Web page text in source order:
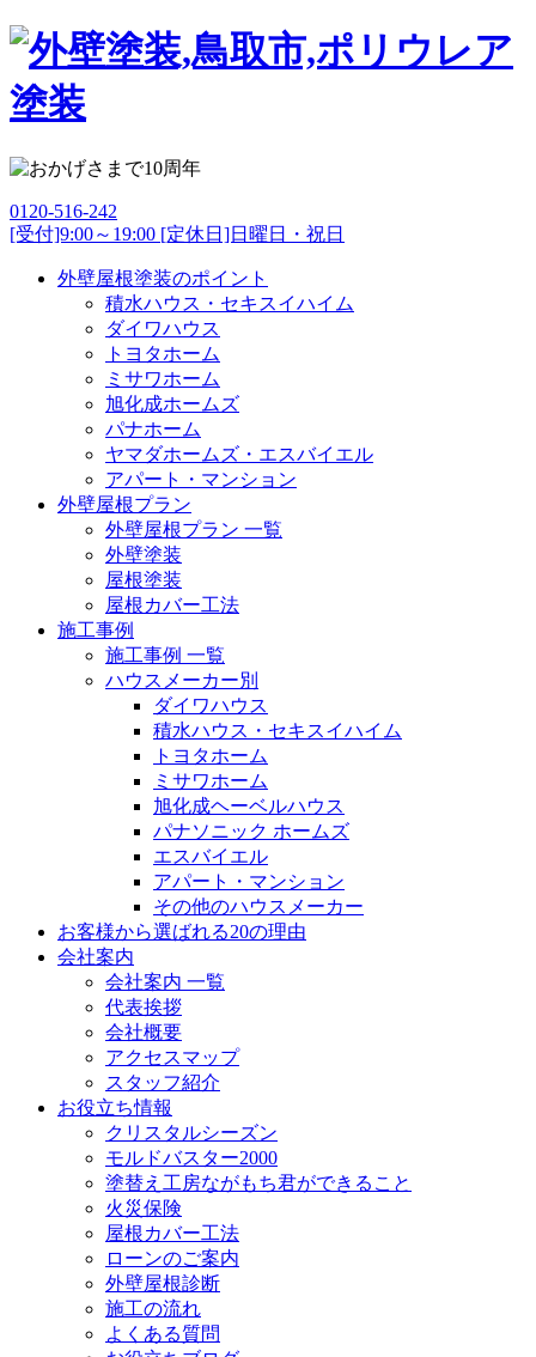
0120-516-242
[受付]9:00～19:00 [定休日]日曜日・祝日
外壁屋根塗装のポイント
積水ハウス・セキスイハイム
ダイワハウス
トヨタホーム
ミサワホーム
旭化成ホームズ
パナホーム
ヤマダホームズ・エスバイエル
アパート・マンション
外壁屋根プラン
外壁屋根プラン 一覧
外壁塗装
屋根塗装
屋根カバー工法
施工事例
施工事例 一覧
ハウスメーカー別
ダイワハウス
積水ハウス・セキスイハイム
トヨタホーム
ミサワホーム
旭化成ヘーベルハウス
パナソニック ホームズ
エスバイエル
アパート・マンション
その他のハウスメーカー
お客様から選ばれる20の理由
会社案内
会社案内 一覧
代表挨拶
会社概要
アクセスマップ
スタッフ紹介
お役立ち情報
クリスタルシーズン
モルドバスター2000
塗替え工房ながもち君ができること
火災保険
屋根カバー工法
ローンのご案内
外壁屋根診断
施工の流れ
よくある質問